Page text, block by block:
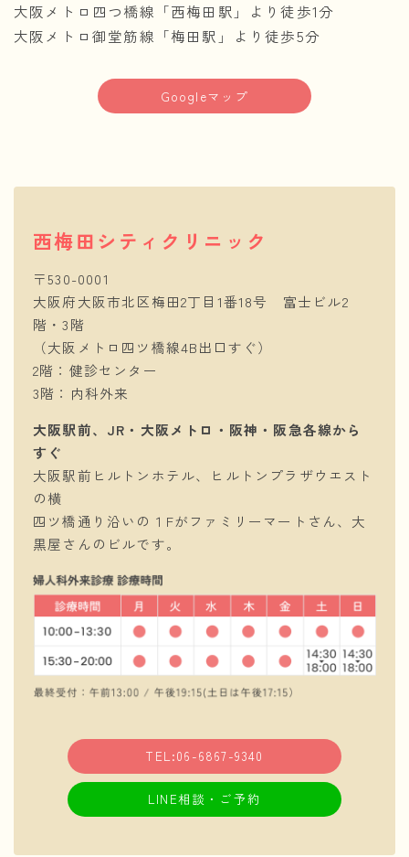
大阪メトロ四つ橋線「西梅田駅」より徒歩1分
大阪メトロ御堂筋線「梅田駅」より徒歩5分
Googleマップ
西梅田シティクリニック
〒530-0001
大阪府大阪市北区梅田2丁目1番18号 富士ビル2
階・3階
（大阪メトロ四ツ橋線4B出口すぐ）
2階：健診センター
3階：内科外来
大阪駅前、JR・大阪メトロ・阪神・阪急各線から
すぐ
大阪駅前ヒルトンホテル、ヒルトンプラザウエスト
の横
四ツ橋通り沿いの１Fがファミリーマートさん、大
黒屋さんのビルです。
TEL:06-6867-9340
LINE相談・ご予約